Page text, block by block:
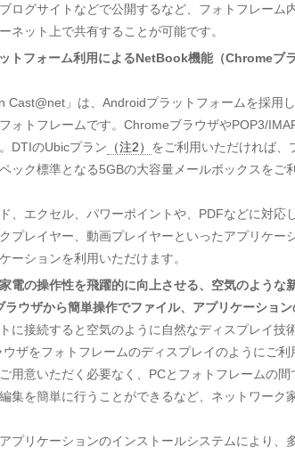
ログサイトなどで公開するなど、フォトフレーム
ネット上で共有することが可能です。
トフォーム利用によるNetBook機能（Chromeブ
Cast@net」は、Androidプラットフォームを採用
ォトフレームです。ChromeブラウザやPOP3/
DTIのUbicプラン （注2） をご利用いただければ、
ック標準となる5GBの大容量メールボックスをご
、エクセル、パワーポイントや、PDFなどに対応
プレイヤー、動画プレイヤーといったアプリケー
ーションを利用いただけます。
電の操作性を飛躍的に向上させる、空気のよう
ラウザから簡単操作でファイル、アプリケーション
に接続すると空気のように自然なディスプレイ技
ウザをフォトフレームのディスプレイのようにご
用意いただく必要なく、PCとフォトフレームの
集を簡単に行うことができるなど、ネットワーク
プリケーションのインストールシステムにより、